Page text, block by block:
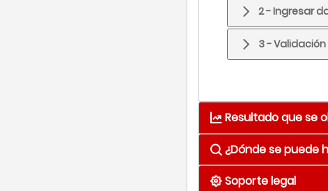
2 - Ingresar
3 -
Resultado que se
Resultado
¿Dónde se puede
Medio
Soporte legal